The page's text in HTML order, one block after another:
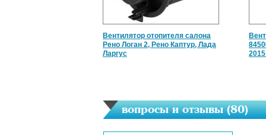
Вентилятор отопителя салона
Рено Логан 2, Рено Каптур, Лада
Ларгус
2015
вопросы и отзывы (80)